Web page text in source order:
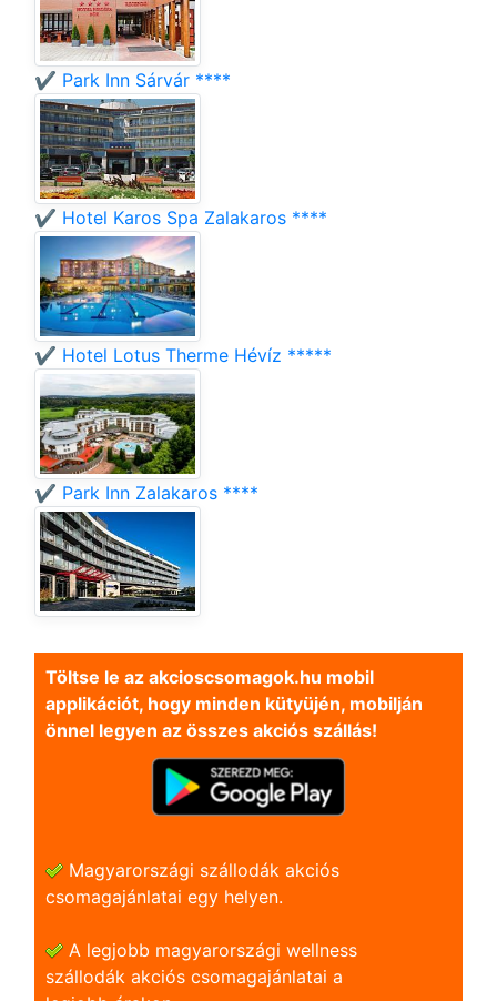
✔️ Park Inn Sárvár ****
✔️ Hotel Karos Spa Zalakaros ****
✔️ Hotel Lotus Therme Hévíz *****
✔️ Park Inn Zalakaros ****
Töltse le az akcioscsomagok.hu mobil
applikációt, hogy minden kütyüjén, mobilján
önnel legyen az összes akciós szállás!
Magyarországi szállodák akciós
csomagajánlatai egy helyen.
A legjobb magyarországi wellness
szállodák akciós csomagajánlatai a